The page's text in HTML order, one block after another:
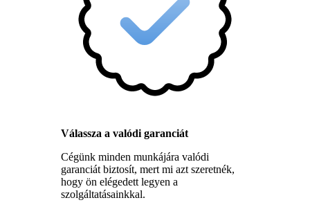
Válassza a valódi garanciát
Cégünk minden munkájára valódi
garanciát biztosít, mert mi azt szeretnék,
hogy ön elégedett legyen a
szolgáltatásainkkal.